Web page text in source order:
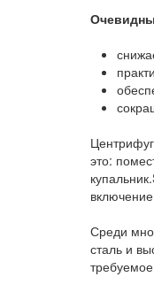
это:
Среди
сталь и